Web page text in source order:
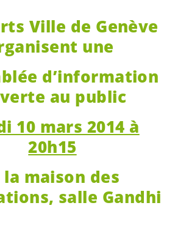
Ville de Genève
une
d’information
au public
10 mars 2014 à
20h15
la maison des
salle Gandhi